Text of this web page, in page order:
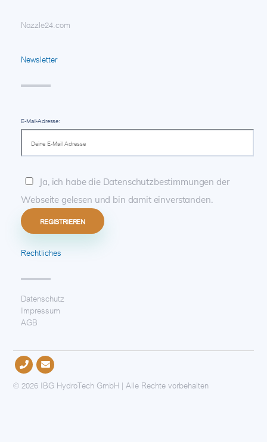
Nozzle24.com
Newsletter
E-Mail-Adresse:
Ja, ich habe die Datenschutzbestimmungen der
Webseite gelesen und bin damit einverstanden.
Rechtliches
Datenschutz
Impressum
AGB
© 2026 IBG HydroTech GmbH | Alle Rechte vorbehalten